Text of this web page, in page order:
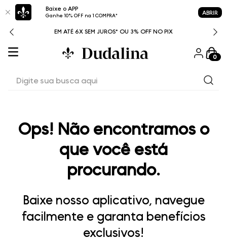
Baixe o APP
Ganhe 10% OFF na 1 COMPRA* ABRIR
EM ATÉ 6X SEM JUROS* OU 3% OFF NO PIX
0
Ops! Não encontramos o
que você está
procurando.
Baixe nosso aplicativo, navegue
facilmente e garanta benefícios
exclusivos!